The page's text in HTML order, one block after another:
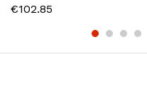
€102.85